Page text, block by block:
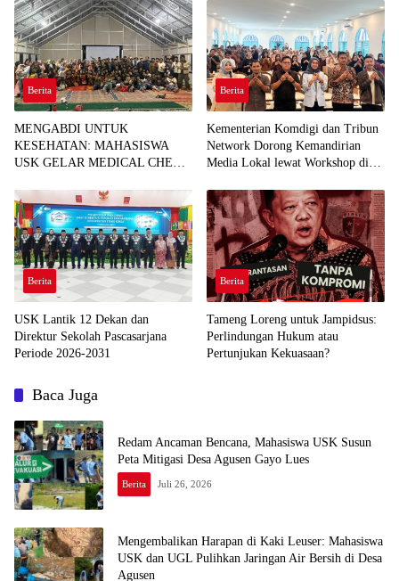
Berita
MENGABDI UNTUK
KESEHATAN: MAHASISWA
USK GELAR MEDICAL CHECK
DESA AGUSEN
Berita
Kementerian Komdigi dan Tribun
Network Dorong Kemandirian
Media Lokal lewat Workshop di
Berita
USK Lantik 12 Dekan dan
Direktur Sekolah Pascasarjana
Periode 2026-2031
Berita
Tameng Loreng untuk Jampidsus:
Perlindungan Hukum atau
Pertunjukan Kekuasaan?
Baca Juga
Redam Ancaman Bencana, Mahasiswa USK Susun
Peta Mitigasi Desa Agusen Gayo Lues
Berita Juli 26, 2026
Mengembalikan Harapan di Kaki Leuser: Mahasiswa
USK dan UGL Pulihkan Jaringan Air Bersih di Desa
Agusen